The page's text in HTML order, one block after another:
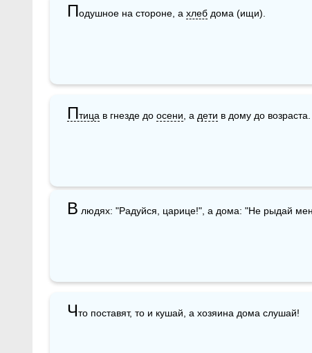
Подушное на стороне, а хлеб дома (ищи).
Птица в гнезде до осени , а дети в дому до возраста.
В людях: "Радуйся, царице!", а дома: "Не рыдай
Что поставят, то и кушай, а хозяина дома слушай!